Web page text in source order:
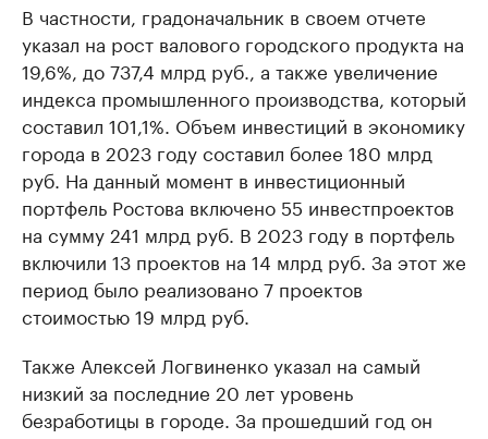
В частности, градоначальник в своем отчете
указал на рост валового городского продукта на
19,6%, до 737,4 млрд руб., а также увеличение
индекса промышленного производства, который
составил 101,1%. Объем инвестиций в экономику
города в 2023 году составил более 180 млрд
руб. На данный момент в инвестиционный
портфель Ростова включено 55 инвестпроектов
на сумму 241 млрд руб. В 2023 году в портфель
включили 13 проектов на 14 млрд руб. За этот же
период было реализовано 7 проектов
стоимостью 19 млрд руб.
Также Алексей Логвиненко указал на самый
низкий за последние 20 лет уровень
безработицы в городе. За прошедший год он